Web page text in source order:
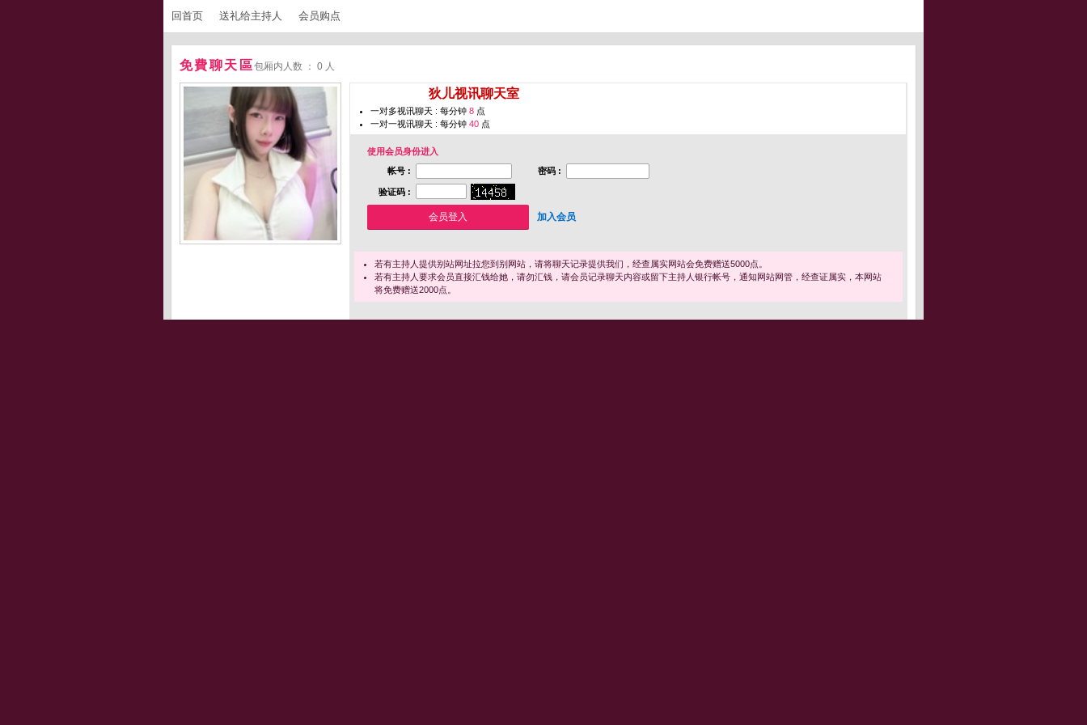
回首页 送礼给主持人 会员购点
免費聊天區包厢内人数 ： 0 人
狄儿视讯聊天室
一对多视讯聊天 : 每分钟 8 点
一对一视讯聊天 : 每分钟 40 点
使用会员身份进入
帐号 :
密码 :
验证码 :
加入会员
若有主持人提供别站网址拉您到别网站，请将聊天记录提供我们，经查属实网站会免费赠送5000点。
若有主持人要求会员直接汇钱给她，请勿汇钱，请会员记录聊天内容或留下主持人银行帐号，通知网站网管，经查证属实，本网站
将免费赠送2000点。